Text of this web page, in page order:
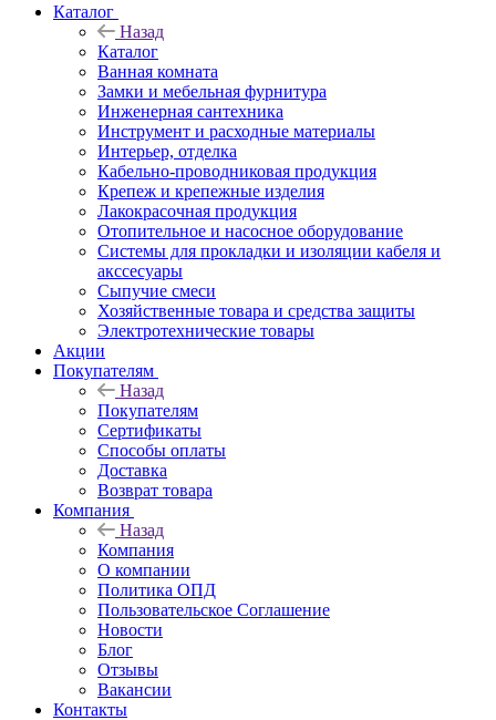
Каталог
Назад
Каталог
Ванная комната
Замки и мебельная фурнитура
Инженерная сантехника
Инструмент и расходные материалы
Интерьер, отделка
Кабельно-проводниковая продукция
Крепеж и крепежные изделия
Лакокрасочная продукция
Отопительное и насосное оборудование
Системы для прокладки и изоляции кабеля и
акссесуары
Сыпучие смеси
Хозяйственные товара и средства защиты
Электротехнические товары
Акции
Покупателям
Назад
Покупателям
Сертификаты
Способы оплаты
Доставка
Возврат товара
Компания
Назад
Компания
О компании
Политика ОПД
Пользовательское Соглашение
Новости
Блог
Отзывы
Вакансии
Контакты